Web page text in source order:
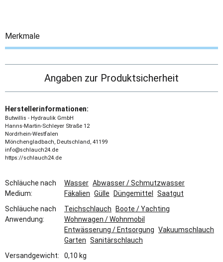
Merkmale
Angaben zur Produktsicherheit
Herstellerinformationen:
Butwillis - Hydraulik GmbH
Hanns-Martin-Schleyer Straße 12
Nordrhein-Westfalen
Mönchengladbach, Deutschland, 41199
info@schlauch24.de
https://schlauch24.de
Schläuche nach
Medium:
Wasser Abwasser / Schmutzwasser
Fäkalien Gülle Düngemittel
Saatgut
Schläuche nach
Anwendung:
Teichschlauch
Boote / Yachting
Wohnwagen / Wohnmobil
Entwässerung / Entsorgung Vakuumschlauch
Garten Sanitärschlauch
Versandgewicht:
0,10 kg